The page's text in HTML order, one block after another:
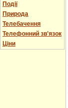
Події
Природа
Телебачення
Телефонний зв'язок
Ціни